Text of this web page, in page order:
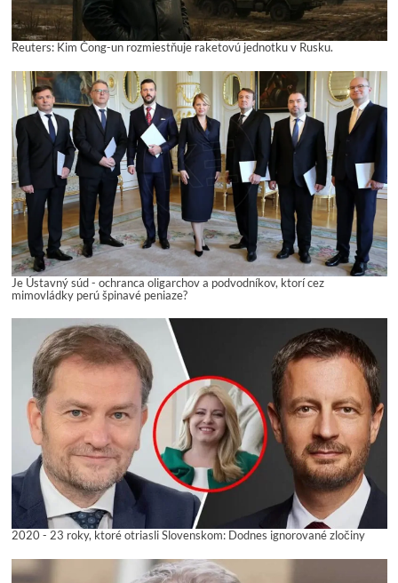
Reuters: Kim Čong-un rozmiestňuje raketovú jednotku v Rusku.
Je Ústavný súd - ochranca oligarchov a podvodníkov, ktorí cez
mimovládky perú špinavé peniaze?
2020 - 23 roky, ktoré otriasli Slovenskom: Dodnes ignorované zločiny